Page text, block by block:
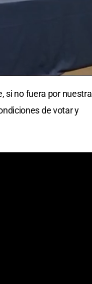
si no fuera por nuestra
de votar y